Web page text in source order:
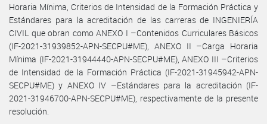
Horaria Mínima, Criterios de Intensidad de la Formación Práctica y
Estándares para la acreditación de las carreras de INGENIERÍA
CIVIL que obran como ANEXO I –Contenidos Curriculares Básicos
(IF-2021-31939852-APN-SECPU#ME), ANEXO II –Carga Horaria
Mínima (IF-2021-31944440-APN-SECPU#ME), ANEXO III –Criterios
de Intensidad de la Formación Práctica (IF-2021-31945942-APN-
SECPU#ME) y ANEXO IV –Estándares para la acreditación (IF-
2021-31946700-APN-SECPU#ME), respectivamente de la presente
resolución.